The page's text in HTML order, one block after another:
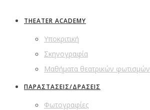
THEATER ACADEMY
Υποκριτική
Σκηνογραφία
Μαθήματα θεατρικών φωτισμών
ΠΑΡΑΣΤΑΣΕΙΣ/ΔΡΑΣΕΙΣ
Φωτογραφίες